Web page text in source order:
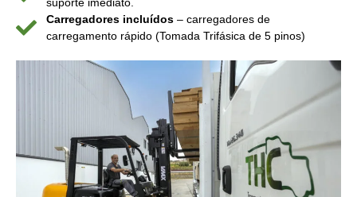
Carregadores incluídos – carregadores de
carregamento rápido (Tomada Trifásica de 5 pinos)